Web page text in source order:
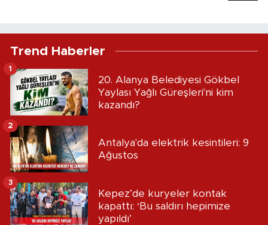
Trend Haberler
20. Alanya Belediyesi Gökbel
Yaylası Yağlı Güreşleri'ni kim
kazandı?
1
Antalya'da elektrik kesintileri: 9
Ağustos
2
Kepez’de kuryeler kontak
kapattı: ‘Bu saldırı hepimize
yapıldı’
3